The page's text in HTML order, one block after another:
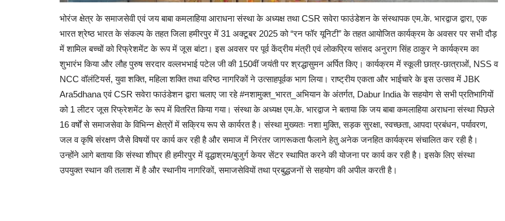
भोरंज क्षेत्र के समाजसेवी एवं जय बाबा कमलाहिया आराधना संस्था के अध्यक्ष तथा CSR सवेरा फाउंडेशन के संस्थापक एम.के. भारद्वाज द्वारा, एक
भारत श्रेष्ठ भारत के संकल्प के तहत जिला हमीरपुर में 31 अक्टूबर 2025 को “रन फॉर यूनिटी” के तहत आयोजित कार्यक्रम के अवसर पर सभी दौड़
में शामिल बच्चों को रिफ्रेशमेंट के रूप में जूस बांटा। इस अवसर पर पूर्व केंद्रीय मंत्री एवं लोकप्रिय सांसद अनुराग सिंह ठाकुर ने कार्यक्रम का
शुभारंभ किया और लौह पुरुष सरदार वल्लभभाई पटेल जी की 150वीं जयंती पर श्रद्धासुमन अर्पित किए। कार्यक्रम में स्कूली छात्र-छात्राओं, NSS व
NCC वॉलंटियर्स, युवा शक्ति, महिला शक्ति तथा वरिष्ठ नागरिकों ने उत्साहपूर्वक भाग लिया। राष्ट्रीय एकता और भाईचारे के इस उत्सव में JBK
Ara5dhana एवं CSR सवेरा फाउंडेशन द्वारा चलाए जा रहे #नशामुक्त_भारत_अभियान के अंतर्गत, Dabur India के सहयोग से सभी प्रतिभागियों
को 1 लीटर जूस रिफ्रेशमेंट के रूप में वितरित किया गया। संस्था के अध्यक्ष एम.के. भारद्वाज ने बताया कि जय बाबा कमलाहिया अराधना संस्था पिछले
16 वर्षों से समाजसेवा के विभिन्न क्षेत्रों में सक्रिय रूप से कार्यरत है। संस्था मुख्यतः नशा मुक्ति, सड़क सुरक्षा, स्वच्छता, आपदा प्रबंधन, पर्यावरण,
जल व कृषि संरक्षण जैसे विषयों पर कार्य कर रही है और समाज में निरंतर जागरूकता फैलाने हेतु अनेक जनहित कार्यक्रम संचालित कर रही है।
उन्होंने आगे बताया कि संस्था शीघ्र ही हमीरपुर में वृद्धाश्रम/बुजुर्ग केयर सेंटर स्थापित करने की योजना पर कार्य कर रही है। इसके लिए संस्था
उपयुक्त स्थान की तलाश में है और स्थानीय नागरिकों, समाजसेवियों तथा प्रबुद्धजनों से सहयोग की अपील करती है।